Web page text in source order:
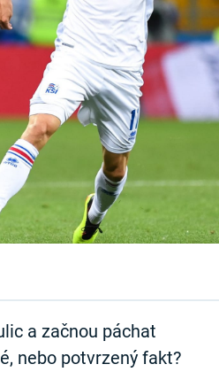
a začnou páchat
nebo potvrzený fakt?